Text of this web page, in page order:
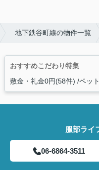
地下鉄谷町線の物件一覧
おすすめこだわり特集
敷金・礼金0円(58件) ペッ
服部ライ
06-6864-3511